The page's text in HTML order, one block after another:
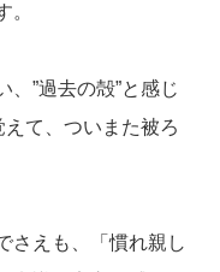
。
”過去の殻”と感じ
えて、ついまた被ろ
さえも、「慣れ親し